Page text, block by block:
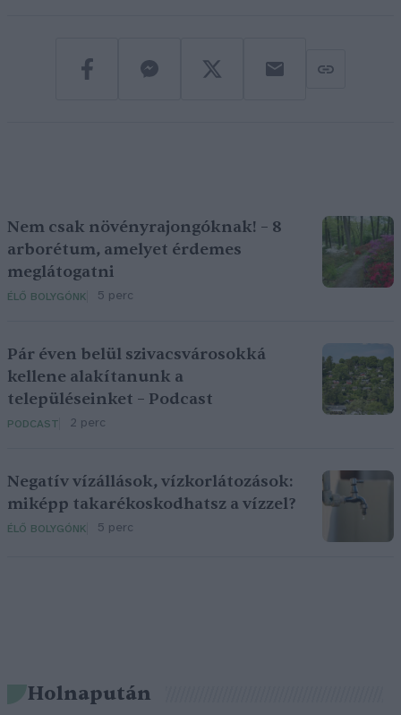
Nem csak növényrajongóknak! – 8
arborétum, amelyet érdemes
meglátogatni
ÉLŐ BOLYGÓNK 5 perc
Pár éven belül szivacsvárosokká
kellene alakítanunk a
településeinket – Podcast
PODCAST 2 perc
Negatív vízállások, vízkorlátozások:
miképp takarékoskodhatsz a vízzel?
ÉLŐ BOLYGÓNK 5 perc
Holnapután